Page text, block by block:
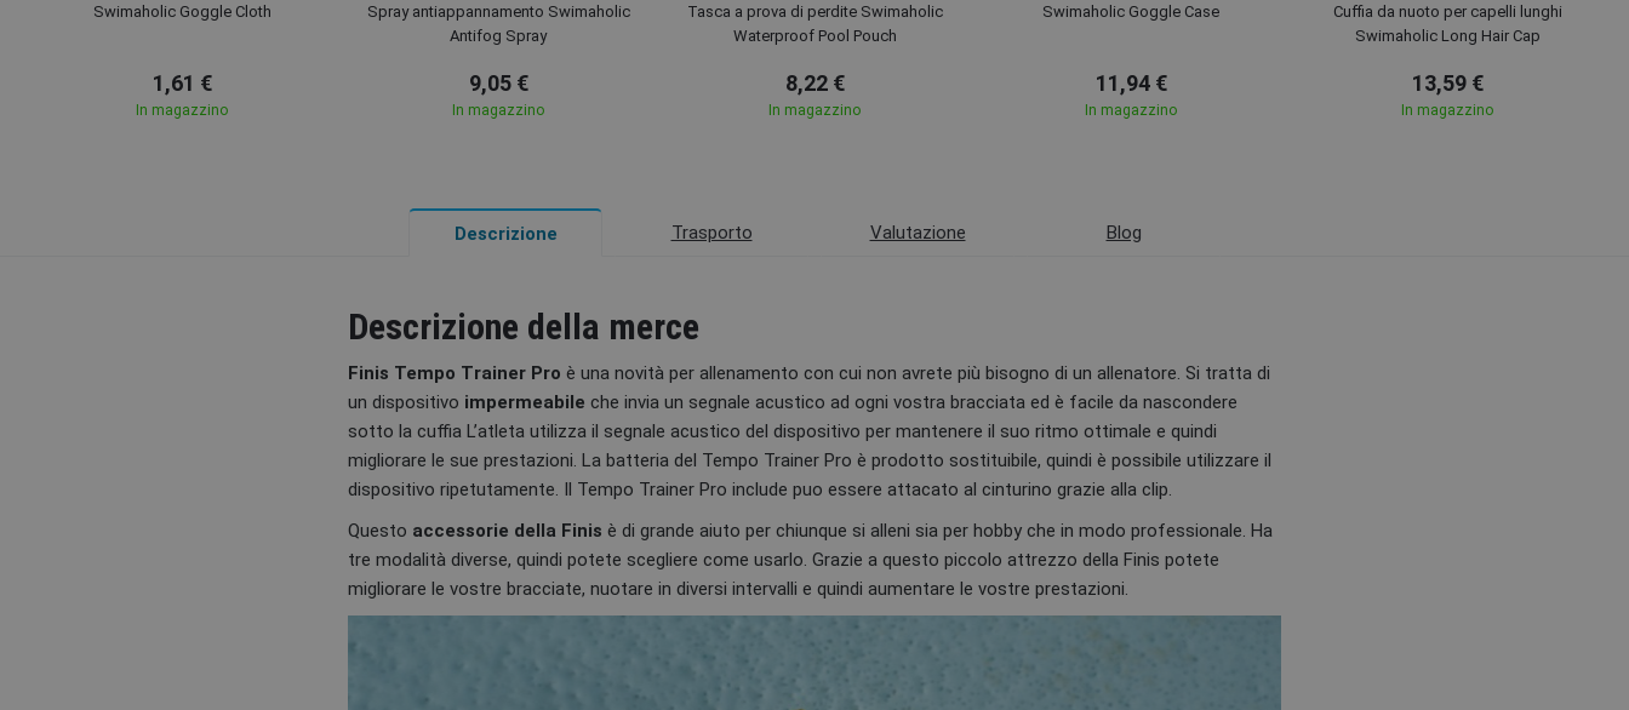
Swimaholic Goggle Cloth
1,61 €
In magazzino
Spray antiappannamento Swimaholic
Antifog Spray
9,05 €
In magazzino
Tasca a prova di perdite Swimaholic
Waterproof Pool Pouch
8,22 €
In magazzino
Swimaholic Goggle Case
11,94 €
In magazzino
Cuffia da nuoto per capelli lunghi
Swimaholic Long Hair Cap
13,59 €
In magazzino
Descrizione Trasporto Valutazione Blog
Descrizione della merce
Finis Tempo Trainer Pro è una novità per allenamento con cui non avrete più bisogno di un allenatore. Si tratta di
un dispositivo impermeabile che invia un segnale acustico ad ogni vostra bracciata ed è facile da nascondere
sotto la cuffia L’atleta utilizza il segnale acustico del dispositivo per mantenere il suo ritmo ottimale e quindi
migliorare le sue prestazioni. La batteria del Tempo Trainer Pro è prodotto sostituibile, quindi è possibile utilizzare il
dispositivo ripetutamente. Il Tempo Trainer Pro include puo essere attacato al cinturino grazie alla clip.
Questo accessorie della Finis è di grande aiuto per chiunque si alleni sia per hobby che in modo professionale. Ha
tre modalità diverse, quindi potete scegliere come usarlo. Grazie a questo piccolo attrezzo della Finis potete
migliorare le vostre bracciate, nuotare in diversi intervalli e quindi aumentare le vostre prestazioni.